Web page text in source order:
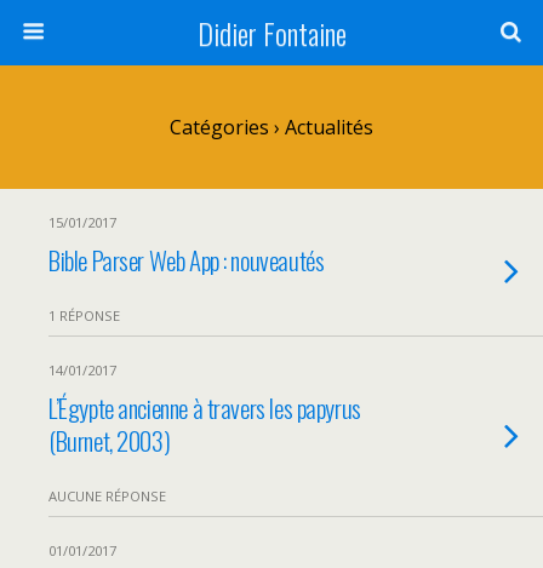
Didier Fontaine
Catégories › Actualités
15/01/2017
Bible Parser Web App : nouveautés
1 RÉPONSE
14/01/2017
L’Égypte ancienne à travers les papyrus
(Burnet, 2003)
AUCUNE RÉPONSE
01/01/2017